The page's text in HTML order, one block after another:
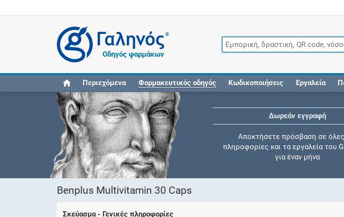
®
Οδηγός φαρμάκων
Περιεχόμενα Φαρμακευτικός οδηγός Κωδικοποιήσεις Εργαλεία
Δωρεάν εγγραφή
Αποκτήσετε πρόσβαση σε όλες
πληροφορίες και τα εργαλεία του
για έναν μήνα
Benplus Multivitamin 30 Caps
Σκεύασμα - Γενικές πληροφορίες